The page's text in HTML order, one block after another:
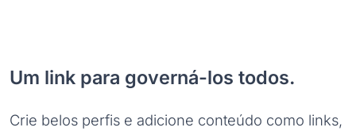
Um link para governá-los todos.
Crie belos perfis e adicione conteúdo como links,